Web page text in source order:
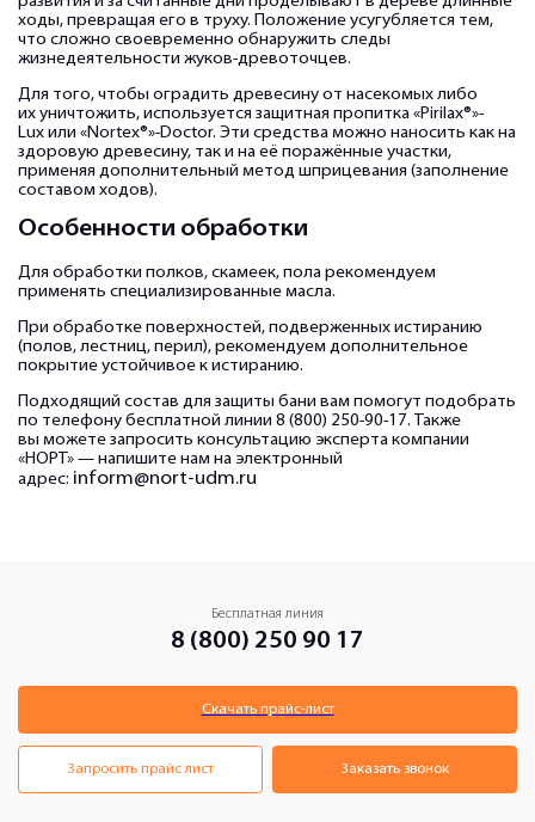
ходы, превращая его в труху. Положение усугубляется тем,
что сложно своевременно обнаружить следы
жизнедеятельности жуков-древоточцев.
Для того, чтобы оградить древесину от насекомых либо
их уничтожить, используется защитная пропитка «Pirilax®»-
Lux или «Nortex®»-Doctor. Эти средства можно наносить как на
здоровую древесину, так и на её поражённые участки,
применяя дополнительный метод шприцевания (заполнение
составом ходов).
Особенности обработки
Для обработки полков, скамеек, пола рекомендуем
применять специализированные масла.
При обработке поверхностей, подверженных истиранию
(полов, лестниц, перил), рекомендуем дополнительное
покрытие устойчивое к истиранию.
Подходящий состав для защиты бани вам помогут подобрать
по телефону бесплатной линии 8 (800) 250-90-17. Также
вы можете запросить консультацию эксперта компании
«НОРТ» — напишите нам на электронный
адрес: inform@nort-udm.ru
Бесплатная линия
8 (800) 250 90 17
Скачать прайс-лист
Запросить прайс лист Заказать звонок